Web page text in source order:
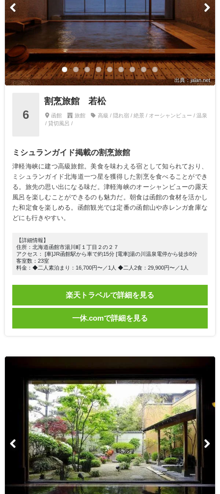
出典：jalan.net
6
割烹旅館 若松
函館 旅館
高級 / 隠れ宿 / 絶景 / オーシャンビュー / 温泉
/ 貸切風呂 /
ミシュランガイド掲載の割烹旅館
津軽海峡に建つ高級旅館。美食を味わえる宿として知られており、
ミシュランガイド北海道一つ星を獲得した割烹を食べることができ
る。旅先の思い出になる味だ。津軽海峡のオーシャンビューの露天
風呂を楽しむことができるのも魅力だ。朝食は函館の食材を活かし
た和定食を楽しめる。函館観光では定番の函館山や赤レンガ倉庫な
どにも行きやすい。
【詳細情報】
住所：北海道函館市湯川町１丁目２の２７
アクセス： [車]JR函館駅から車で約15分 [電車]湯の川温泉電停から徒歩8分
客室数：23室
料金：◆二人素泊まり：16,700円〜／1人 ◆二人2食：29,900円〜／1人
楽天トラベルで詳細を見る
一休.comで詳細を見る